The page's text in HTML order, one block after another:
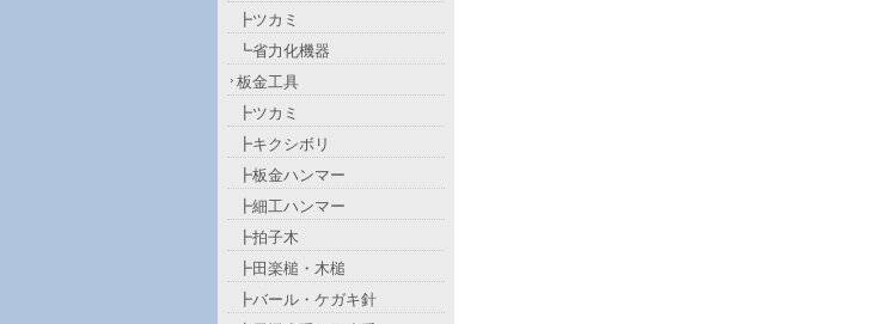
┣ツカミ
┗省力化機器
板金工具
┣ツカミ
┣キクシボリ
┣板金ハンマー
┣細工ハンマー
┣拍子木
┣田楽槌・木槌
┣バール・ケガキ針